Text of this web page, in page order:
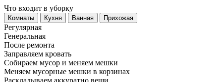
Что входит в уборку
Регу­лярная
Гене­ральная
После ремонта
Заправляем кровать
Собираем мусор и меняем мешки
Меняем мусорные мешки в корзинах
Раскладываем аккуратно вещи